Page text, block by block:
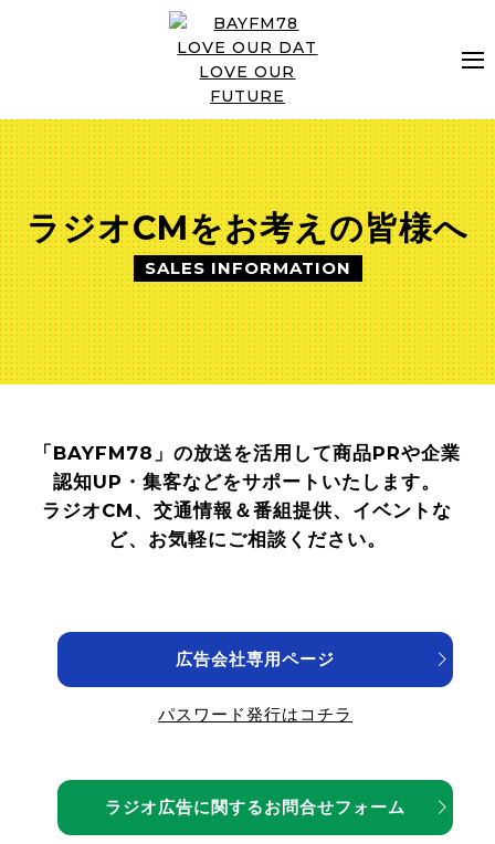
タイムテーブル
DJプロフィール
インフォメーション
イベント・ライブ
オンエア楽曲一覧
ラジオCMをお考えの皆様へ
SALES INFORMATION
「BAYFM78」の放送を活用して商品PRや企業
認知UP・集客などをサポートいたします。
ラジオCM、交通情報＆番組提供、イベントな
ど、お気軽にご相談ください。
広告会社専用ページ
パスワード発行はコチラ
ラジオ広告に関するお問合せフォーム